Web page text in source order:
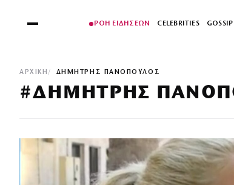
ΡΟΗ ΕΙΔΗΣΕΩΝ CELEBRITIES GOSSIP
ΑΡΧΙΚΉ ΔΗΜΗΤΡΗΣ ΠΑΝΟΠΟΥΛΟΣ
#ΔΗΜΗΤΡΗΣ